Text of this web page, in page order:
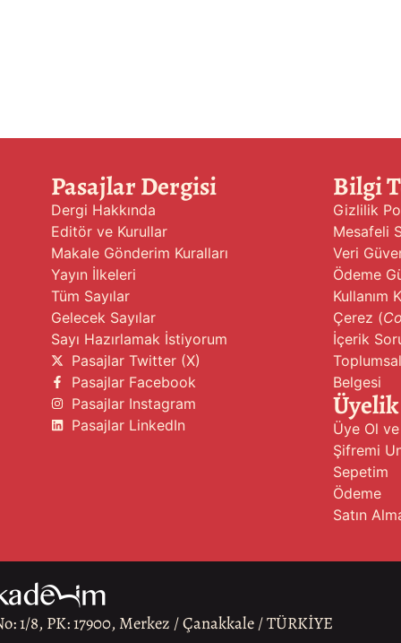
Pasajlar Dergisi
Dergi Hakkında
Editör ve Kurullar
Makale Gönderim Kuralları
Yayın İlkeleri
Tüm Sayılar
Gelecek Sayılar
Sayı Hazırlamak İstiyorum
Pasajlar Twitter (X)
Pasajlar Facebook
Pasajlar Instagram
Pasajlar LinkedIn
Bilgi
Gizlilik
Mesafeli
Veri
Ödeme
Kullanım
Çerez (
İçerik
Belgesi
Üye Ol
Şifremi
Sepetim
Ödeme
Satın
1/8, PK: 17900, Merkez / Çanakkale / TÜRKİYE